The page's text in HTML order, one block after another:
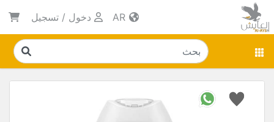
دخول / تسجيل